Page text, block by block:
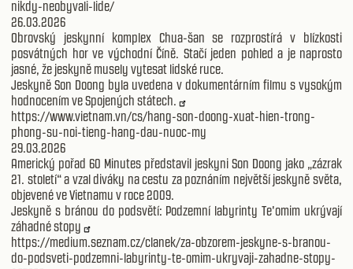
nikdy-neobyvali-lide/
26.03.2026
Obrovský jeskynní komplex Chua-šan se rozprostírá v blízkosti
posvátných hor ve východní Číně. Stačí jeden pohled a je naprosto
jasné, že jeskyně musely vytesat lidské ruce.
Jeskyně Son Doong byla uvedena v dokumentárním filmu s vysokým
hodnocením ve Spojených státech.
https://www.vietnam.vn/cs/hang-son-doong-xuat-hien-trong-
phong-su-noi-tieng-hang-dau-nuoc-my
29.03.2026
Americký pořad 60 Minutes představil jeskyni Son Doong jako „zázrak
21. století“ a vzal diváky na cestu za poznáním největší jeskyně světa,
objevené ve Vietnamu v roce 2009.
Jeskyně s bránou do podsvětí: Podzemní labyrinty Te'omim ukrývají
záhadné stopy
https://medium.seznam.cz/clanek/za-obzorem-jeskyne-s-branou-
do-podsveti-podzemni-labyrinty-te-omim-ukryvaji-zahadne-stopy-